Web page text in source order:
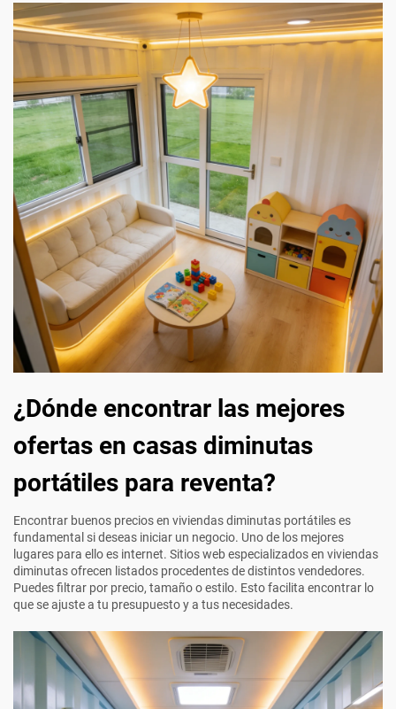
¿Dónde encontrar las mejores
ofertas en casas diminutas
portátiles para reventa?
Encontrar buenos precios en viviendas diminutas portátiles es
fundamental si deseas iniciar un negocio. Uno de los mejores
lugares para ello es internet. Sitios web especializados en viviendas
diminutas ofrecen listados procedentes de distintos vendedores.
Puedes filtrar por precio, tamaño o estilo. Esto facilita encontrar lo
que se ajuste a tu presupuesto y a tus necesidades.